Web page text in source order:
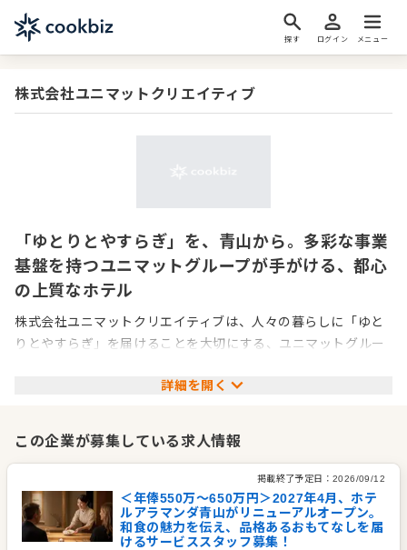
探す ログイン メニュー
株式会社ユニマットクリエイティブ
「ゆとりとやすらぎ」を、青山から。多彩な事業
基盤を持つユニマットグループが手がける、都心
の上質なホテル
株式会社ユニマットクリエイティブは、人々の暮らしに「ゆと
りとやすらぎ」を届けることを大切にする、ユニマットグルー
など、多彩な事業を展開するグループの基盤を背景に、心から
同社が運営する『ホテルアラマンダ青山』は、東京メトロ銀座
線「外苑前駅」から徒歩1分。青山通り沿いという都心の中心
にありながら、街の喧騒から離れて過ごせる落ち着きと、洗練
された品格を兼ね備えたホテルです。客室での滞在だけでな
詳細を開く
この企業が募集している求人情報
掲載終了予定日： 2026/09/12
＜年俸550万～650万円＞2027年4月、ホテ
ルアラマンダ青山がリニューアルオープン。
和食の魅力を伝え、品格あるおもてなしを届
けるサービススタッフ募集！